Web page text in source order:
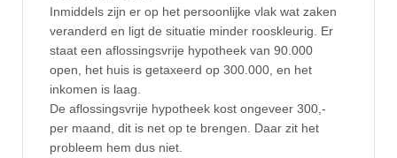
Inmiddels zijn er op het persoonlijke vlak wat zaken
veranderd en ligt de situatie minder rooskleurig. Er
staat een aflossingsvrije hypotheek van 90.000
open, het huis is getaxeerd op 300.000, en het
inkomen is laag.
De aflossingsvrije hypotheek kost ongeveer 300,-
per maand, dit is net op te brengen. Daar zit het
probleem hem dus niet.